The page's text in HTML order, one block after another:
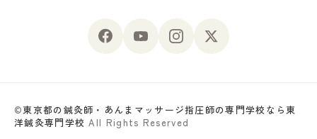
©東京都の鍼灸師・あんまマッサージ指圧師の専門学校なら東
洋鍼灸専門学校 All Rights Reserved